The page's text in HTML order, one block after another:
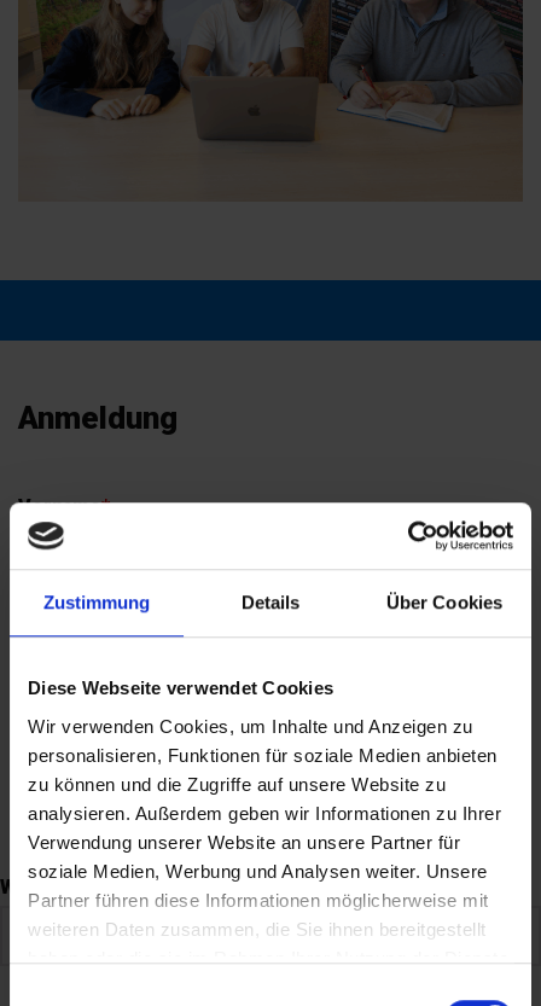
Zustimmung Details Über Cookies
Diese Webseite verwendet Cookies
Wir verwenden Cookies, um Inhalte und Anzeigen zu
personalisieren, Funktionen für soziale Medien anbieten
zu können und die Zugriffe auf unsere Website zu
analysieren. Außerdem geben wir Informationen zu Ihrer
Verwendung unserer Website an unsere Partner für
soziale Medien, Werbung und Analysen weiter. Unsere
Partner führen diese Informationen möglicherweise mit
weiteren Daten zusammen, die Sie ihnen bereitgestellt
haben oder die sie im Rahmen Ihrer Nutzung der Dienste
Anmeldung
Vorname*
Nachname*
E-Mail Adresse *
Wohnort